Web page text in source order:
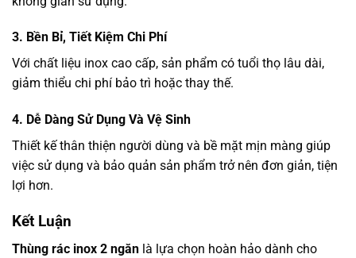
3. Bền Bỉ, Tiết Kiệm Chi Phí
Với chất liệu inox cao cấp, sản phẩm có tuổi thọ lâu dài,
giảm thiểu chi phí bảo trì hoặc thay thế.
4. Dễ Dàng Sử Dụng Và Vệ Sinh
Thiết kế thân thiện người dùng và bề mặt mịn màng giúp
việc sử dụng và bảo quản sản phẩm trở nên đơn giản, tiện
lợi hơn.
Kết Luận
Thùng rác inox 2 ngăn là lựa chọn hoàn hảo dành cho